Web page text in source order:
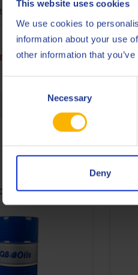
This website uses cookies
We use cookies to
information about your use
other information that
Necessary
Deny
ochrona przed zużyciem i
& approvals
341 Type MB